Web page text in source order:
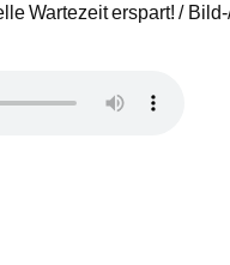
Wartezeit erspart! /